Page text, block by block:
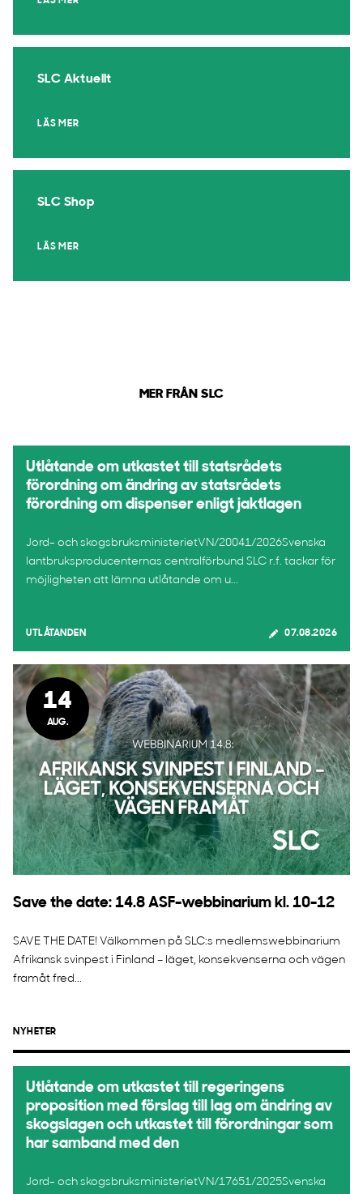
SLC Aktuellt
LÄS MER
SLC Shop
LÄS MER
MER FRÅN SLC
Utlåtande om utkastet till statsrådets
förordning om ändring av statsrådets
förordning om dispenser enligt jaktlagen
Jord- och skogsbruksministerietVN/20041/2026Svenska
lantbruksproducenternas centralförbund SLC r.f. tackar för
möjligheten att lämna utlåtande om u...
UTLÅTANDEN 07.08.2026
14
AUG.
Save the date: 14.8 ASF-webbinarium kl. 10-12
SAVE THE DATE! Välkommen på SLC:s medlemswebbinarium
Afrikansk svinpest i Finland – läget, konsekvenserna och vägen
framåt fred...
NYHETER
Utlåtande om utkastet till regeringens
proposition med förslag till lag om ändring av
skogslagen och utkastet till förordningar som
har samband med den
Jord- och skogsbruksministerietVN/17651/2025Svenska